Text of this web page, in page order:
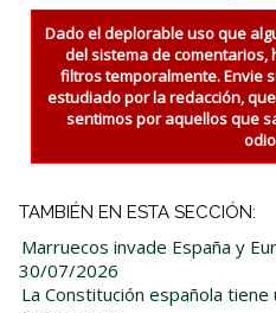
Dado el deplorable uso que
del sistema de comentarios,
filtros temporalmente. Envie
estudiado por la redacción,
sentimos por aquellos que
TAMBIÉN EN ESTA SECCIÓN:
Marruecos invade España y
30/07/2026
La Constitución española